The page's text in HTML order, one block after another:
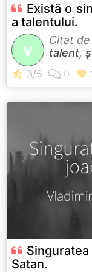
Există o
a talentului.
V
Citat de
talent,
Satan.